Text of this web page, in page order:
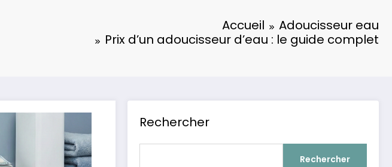
Accueil
Adoucisseur eau
Prix d’un adoucisseur d’eau : le guide complet
Rechercher
Rechercher